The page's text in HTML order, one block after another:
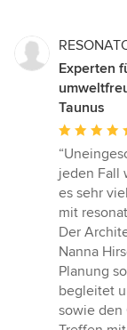
Experten
Taunus
5
von
5
Sternen
jeden Fall
es sehr
mit
Der
Nanna
Planung
begleitet
sowie den